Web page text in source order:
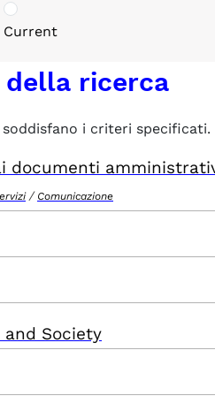
Current
ricerca
i criteri specificati.
documenti
/ Comunicazione
and Society